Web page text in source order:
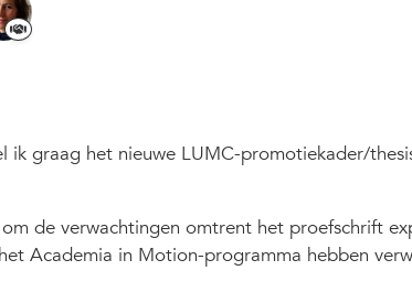
ik graag het nieuwe LUMC-promotiekader/
de verwachtingen omtrent het proefschrift
Academia in Motion-programma hebben